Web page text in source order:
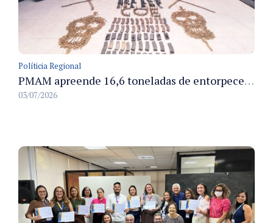
Políticia Regional
PMAM apreende 16,6 toneladas de entorpecentes e registra aumento nas prisões em flagrante e nas capturas de foragidos no primeiro semestre de 2026
03/07/2026